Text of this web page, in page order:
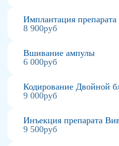
Имплантация препарата
8 900руб
Вшивание ампулы
6 000руб
Кодирование Двойной
9 000руб
Инъекция препарата
9 500руб